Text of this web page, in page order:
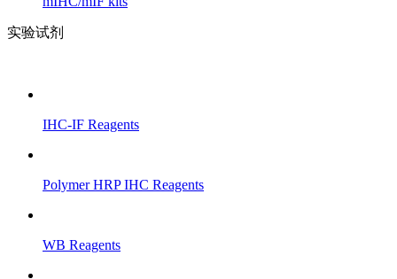
实验试剂
IHC-IF Reagents
Polymer HRP IHC Reagents
WB Reagents